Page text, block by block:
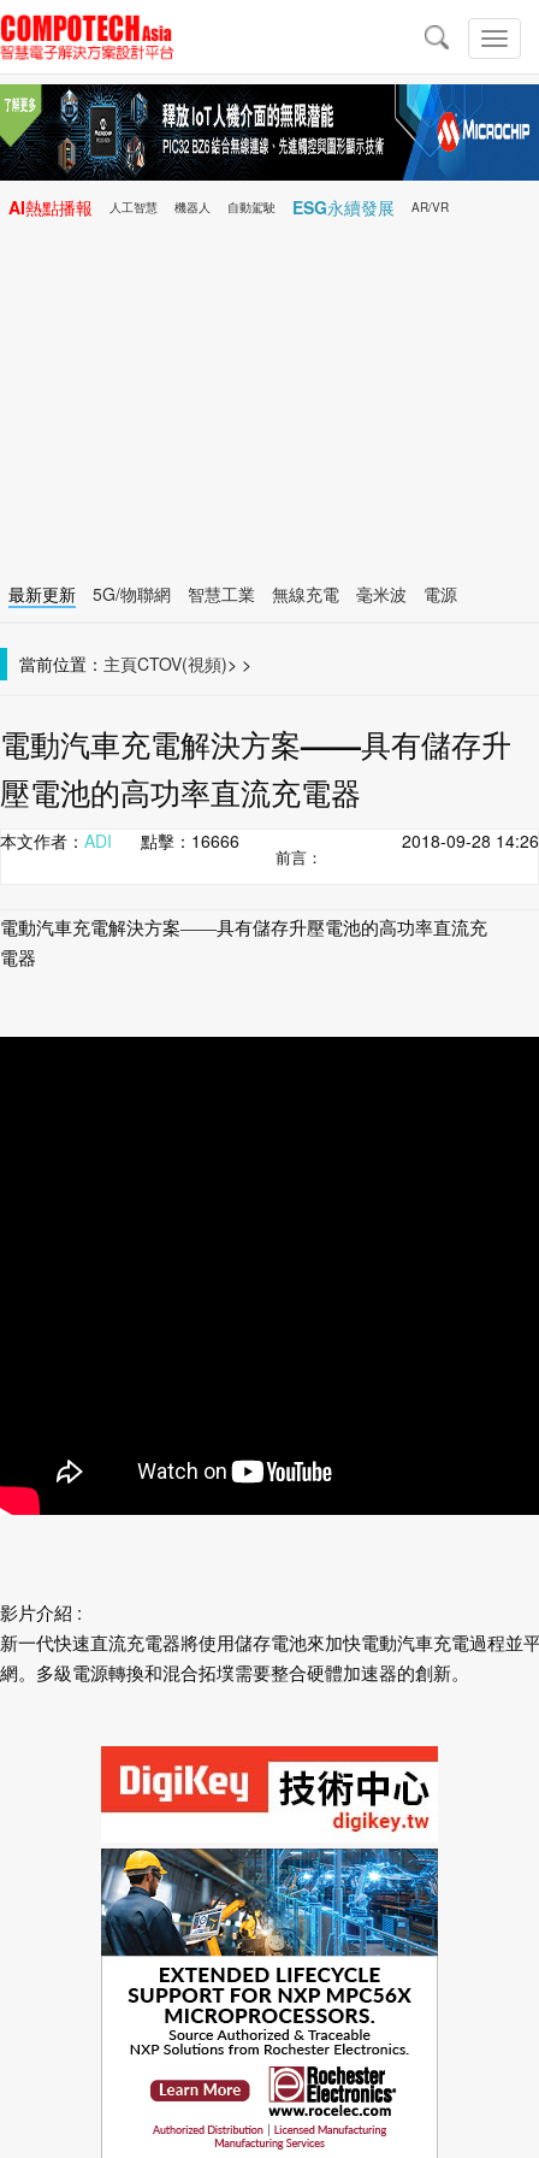
切
換
導
導
航
AI熱點播報 人工智慧 機器人 自動駕駛 ESG永續發展 AR/VR
最新更新 5G/物聯網 智慧工業 無線充電 毫米波
電源
當前位置： 主頁 >
CTOV(視頻) >
電動汽車充電解決方案——具有儲存升
壓電池的高功率直流充電器
本文作者： ADI 點擊： 16666 2018-09-28 14:26
前言：
電動汽車充電解決方案——具有儲存升壓電池的高功率直流充
電器
影片介紹 :
新一代快速直流充電器將使用儲存電池來加快電動汽車充電過程並
網。多級電源轉換和混合拓墣需要整合硬體加速器的創新。